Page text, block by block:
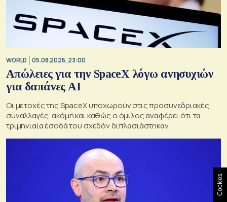
WORLD 05.08.2026, 23:00
Απώλειες για την SpaceX λόγω ανησυχιών
για δαπάνες ΑΙ
Οι μετοχές της SpaceX υποχωρούν στις προσυνεδριακές
συναλλαγές, ακόμη και καθώς ο όμιλος αναφέρει ότι τα
τριμηνιαία έσοδά του σχεδόν διπλασιάστηκαν
Cookies